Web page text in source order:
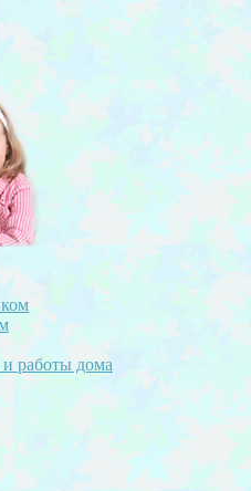
работы дома